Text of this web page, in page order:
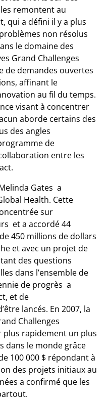
remontent au
qui a défini il y a plus
non résolus
le domaine des
Grand Challenges
de demandes ouvertes
affinant le
au fil du temps.
visant à concentrer
aborde certains des
des angles
de
entre les
Gates a
Health. Cette
sur
et a accordé 44
450 millions de dollars
et avec un projet de
des questions
dans l’ensemble de
de progrès a
et de
lancés. En 2007, la
Challenges
rapidement un plus
dans le monde grâce
100 000 $ répondant à
des projets initiaux au
a confirmé que les